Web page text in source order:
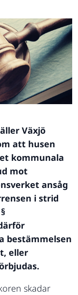
Växjö
att husen
kommunala
mot
ansåg
i strid
bestämmelsen
eller
skadar